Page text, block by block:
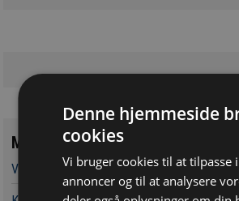
Mest læste
Vandværker i Randers kører på lånt tid
Denne hjemmeside
cookies
Vi bruger cookies til at tilpasse
annoncer og til at analysere